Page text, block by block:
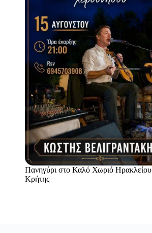
Πανηγύρι στο Καλό Χωριό Ηρακλείου
Κρήτης